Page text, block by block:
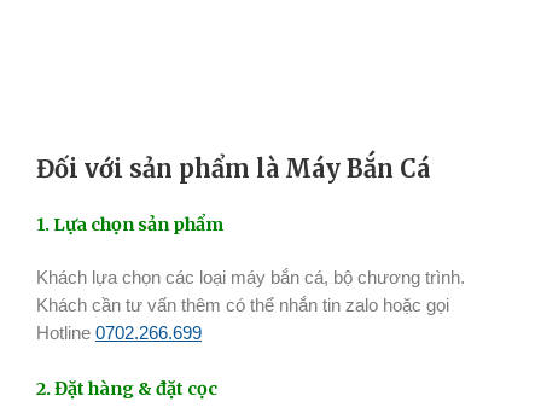
Đối với sản phẩm là Máy Bắn Cá
1. Lựa chọn sản phẩm
Khách lựa chọn các loại máy bắn cá, bộ chương trình.
Khách cần tư vấn thêm có thể nhắn tin zalo hoặc gọi
Hotline 0702.266.699
2. Đặt hàng & đặt cọc